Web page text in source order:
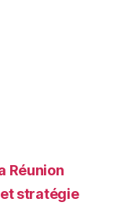
Réunion
stratégie